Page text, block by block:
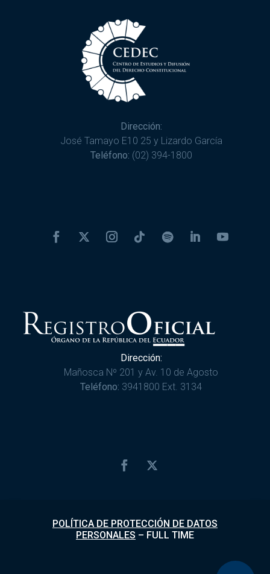
Dirección:
José Tamayo E10 25 y Lizardo García
Teléfono: (02) 394-1800
Dirección:
Mañosca Nº 201 y Av. 10 de Agosto
Teléfono: 3941800 Ext. 3134
POLÍTICA DE PROTECCIÓN DE DATOS
PERSONALES – FULL TIME